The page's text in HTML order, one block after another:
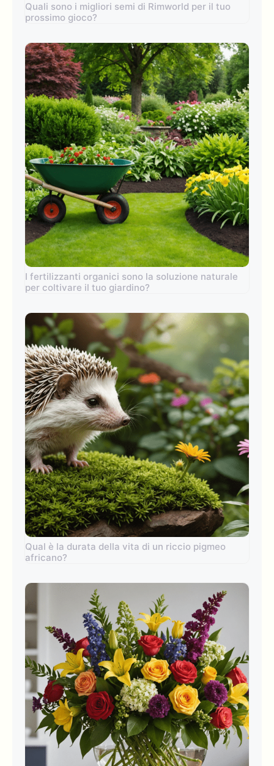
Quali sono i migliori semi di Rimworld per il tuo
prossimo gioco?
I fertilizzanti organici sono la soluzione naturale
per coltivare il tuo giardino?
Qual è la durata della vita di un riccio pigmeo
africano?